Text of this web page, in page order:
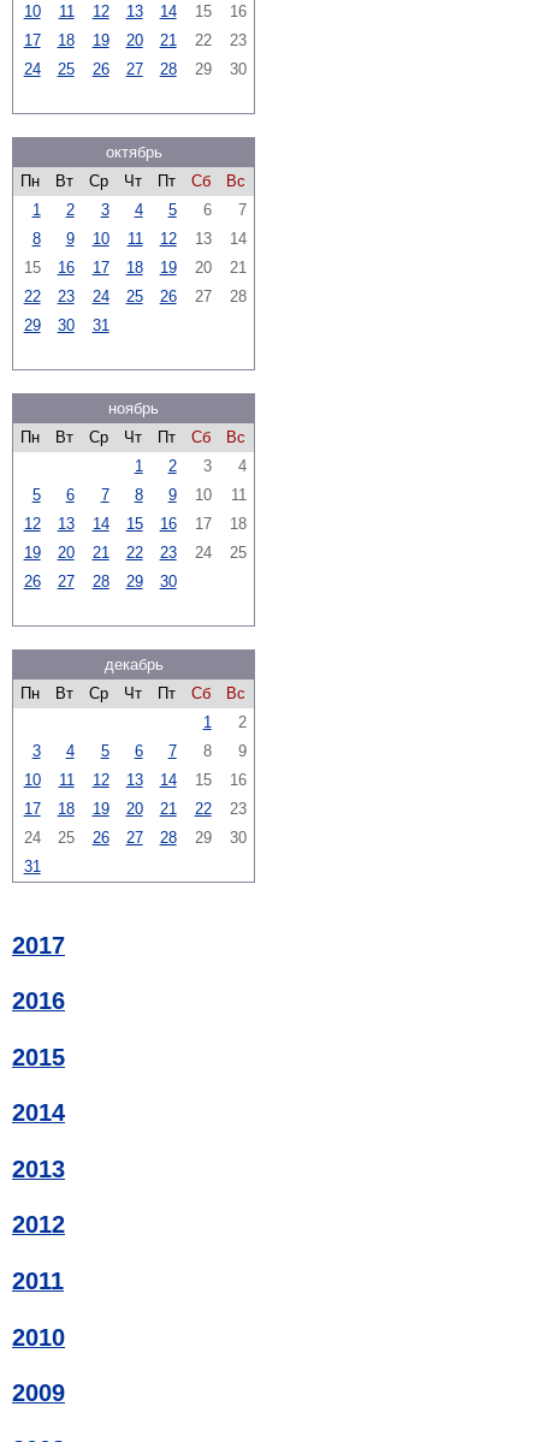
10
11 12 13 14 15
16
17
18 19 20 21 22
23
24
25 26 27 28 29 30
октябрь
Пн
Вт Ср Чт Пт Сб
Вс
1
2 3 4 5 6
7
8
9 10 11 12 13
14
15
16 17 18 19 20
21
22
23 24 25 26 27
28
29
30 31
ноябрь
Пн
Вт Ср Чт Пт Сб
Вс
1
2 3
4
5
6 7 8 9 10
11
12
13 14 15 16 17
18
19
20 21 22 23 24
25
26
27 28 29 30
декабрь
Пн
Вт Ср Чт Пт Сб
Вс
1
2
3
4 5 6 7 8
9
10
11 12 13 14 15
16
17
18 19 20 21 22
23
24
25 26 27 28 29
30
31
2017
2016
2015
2014
2013
2012
2011
2010
2009